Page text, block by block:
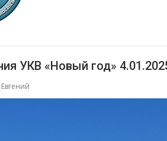
УКВ «Новый год»
Евгений